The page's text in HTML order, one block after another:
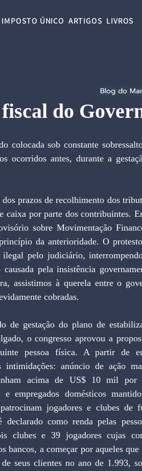
IMPOSTO ÚNICO ARTIGOS LIVROS
do
ocorridos antes, durante a
caixa por parte dos contribuintes.
sobre Movimentação
da anterioridade. O
ilegal pelo judiciário,
pela insistência
assistimos à querela entre o
cobradas.
o congresso aprovou a
pessoa física. A partir de
intimidações: anúncio de ação
acima de US$ 10 mil por
empregados domésticos
jogadores e clubes
como renda pelas
clubes e 39 jogadores cujas
bancos, a começar por aqueles
seus clientes no ano de 1.993,
Blog do